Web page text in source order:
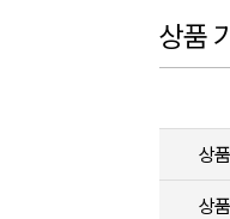
상품
상
상